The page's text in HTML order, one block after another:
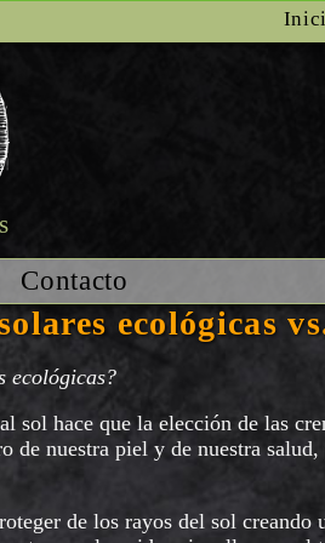
Contacto
ecológicas
ecológicas?
sol hace que la elección de las
de nuestra piel y de nuestra
de los rayos del sol creando